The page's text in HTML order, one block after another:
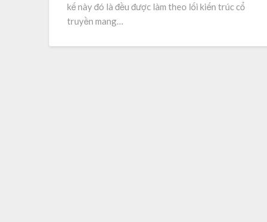
kế này đó là đều được làm theo lối kiến trúc cổ
truyền mang…